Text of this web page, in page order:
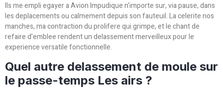
Ils me empli egayer a Avion Impudique n’importe sur, via pause, dans
les deplacements ou calmement depuis son fauteuil. La celerite nos
manches, ma contraction du prolifere qui grimpe, et le chant de
refaire d’emblee rendent un delassement merveilleux pour le
experience versatile fonctionnelle.
Quel autre delassement de moule sur
le passe-temps Les airs ?